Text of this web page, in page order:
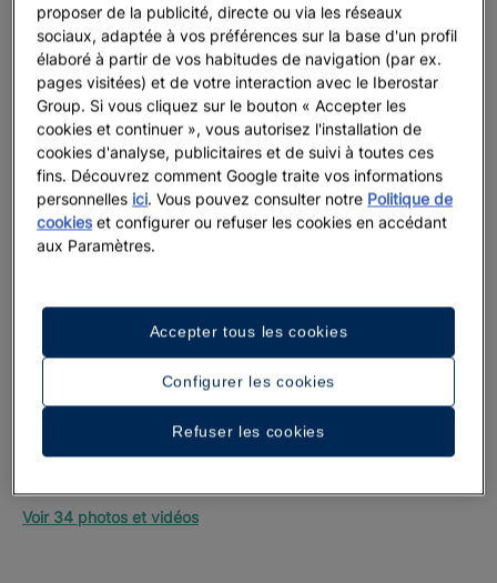
Voir 34 photos et vidéos
proposer de la publicité, directe ou via les réseaux
sociaux, adaptée à vos préférences sur la base d'un profil
élaboré à partir de vos habitudes de navigation (par ex.
pages visitées) et de votre interaction avec le Iberostar
Group. Si vous cliquez sur le bouton « Accepter les
cookies et continuer », vous autorisez l'installation de
cookies d'analyse, publicitaires et de suivi à toutes ces
fins. Découvrez comment Google traite vos informations
personnelles ici. Vous pouvez consulter notre Politique de
cookies et configurer ou refuser les cookies en accédant
aux Paramètres.
Configurer les cookies
Refuser les cookies
Accepter tous les cookies